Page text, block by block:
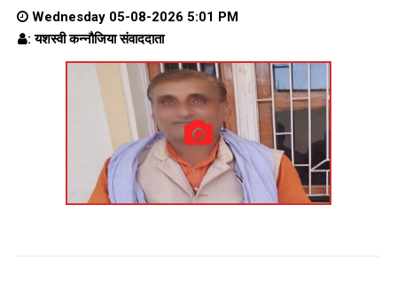
Wednesday 05-08-2026 5:01 PM
: यशस्वी कन्नौजिया संवाददाता